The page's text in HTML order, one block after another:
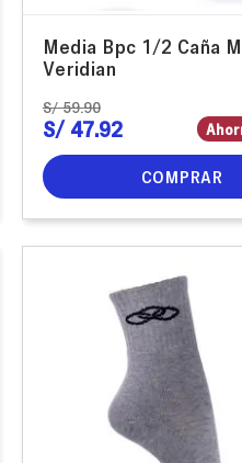
Media Bpc 1/2 Caña
Veridian
S/ 59.90
S/ 47.92
COMPRAR